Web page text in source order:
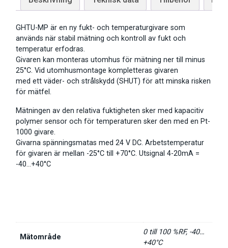
GHTU-MP är en ny fukt- och temperaturgivare som
används när stabil mätning och kontroll av fukt och
temperatur erfodras.
Givaren kan monteras utomhus för mätning ner till minus
25°C. Vid utomhusmontage kompletteras givaren
med ett väder- och strålskydd (SHUT) för att minska risken
för mätfel.
Mätningen av den relativa fuktigheten sker med kapacitiv
polymer sensor och för temperaturen sker den med en Pt-
1000 givare.
Givarna spänningsmatas med 24 V DC. Arbetstemperatur
för givaren är mellan -25°C till +70°C. Utsignal 4-20mA =
-40…+40°C
Mätområde
0 till 100 %RF, -40…
+40°C